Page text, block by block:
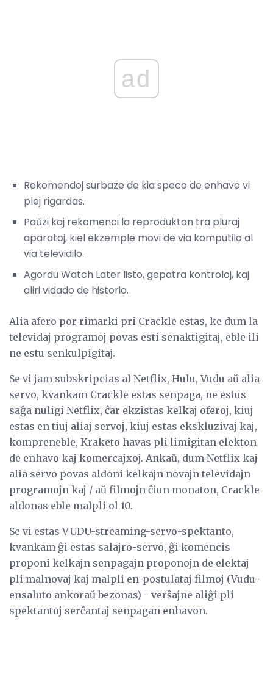
ad
Rekomendoj surbaze de kia speco de enhavo vi
plej rigardas.
Paŭzi kaj rekomenci la reprodukton tra pluraj
aparatoj, kiel ekzemple movi de via komputilo al
via televidilo.
Agordu Watch Later listo, gepatra kontroloj, kaj
aliri vidado de historio.
Alia afero por rimarki pri Crackle estas, ke dum la
televidaj programoj povas esti senaktigitaj, eble ili
ne estu senkulpigitaj.
Se vi jam subskripcias al Netflix, Hulu, Vudu aŭ alia
servo, kvankam Crackle estas senpaga, ne estus
saĝa nuligi Netflix, ĉar ekzistas kelkaj oferoj, kiuj
estas en tiuj aliaj servoj, kiuj estas ekskluzivaj kaj,
kompreneble, Kraketo havas pli limigitan elekton
de enhavo kaj komercajxoj. Ankaŭ, dum Netflix kaj
alia servo povas aldoni kelkajn novajn televidajn
programojn kaj / aŭ filmojn ĉiun monaton, Crackle
aldonas eble malpli ol 10.
Se vi estas VUDU-streaming-servo-spektanto,
kvankam ĝi estas salajro-servo, ĝi komencis
proponi kelkajn senpagajn proponojn de elektaj
pli malnovaj kaj malpli en-postulataj filmoj (Vudu-
ensaluto ankoraŭ bezonas) - verŝajne aliĝi pli
spektantoj serĉantaj senpagan enhavon.